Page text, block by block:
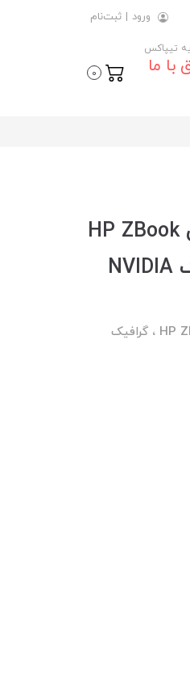
ورود | ثبت‌نام
ما
0
خرید و قیمت روز لپ تاپ استوک 15 اینچی اچ پی HP ZBook
G6 | Core i5 9th | 16GB RAM | 512 SSD ، گرافیک NVIDIA
لپ تاپ استوک 15 اینچی اچ پی HP ZBook G6 | Core i5 9th | 16GB RAM | 512 SSD ، گرافیک